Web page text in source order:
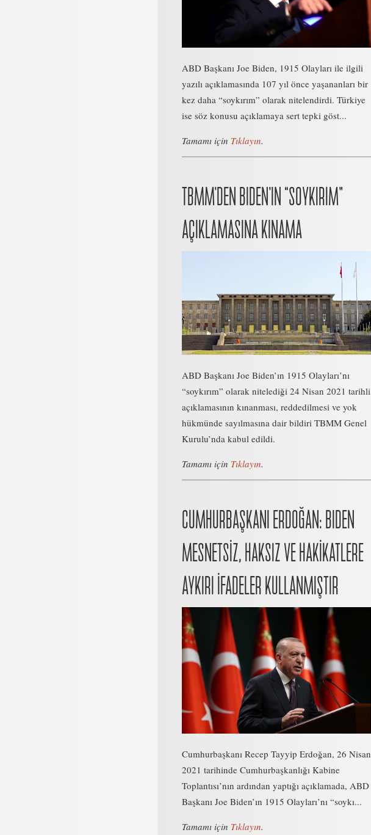
ABD Başkanı Joe Biden, 1915 Olayları ile ilgili
yazılı açıklamasında 107 yıl önce yaşananları bir
kez daha “soykırım” olarak nitelendirdi. Türkiye
ise söz konusu açıklamaya sert tepki göst...
Tamamı için Tıklayın.
TBMM’DEN BIDEN’IN “SOYKIRIM”
AÇIKLAMASINA KINAMA
ABD Başkanı Joe Biden’ın 1915 Olayları’nı
“soykırım” olarak nitelediği 24 Nisan 2021 tarihli
açıklamasının kınanması, reddedilmesi ve yok
hükmünde sayılmasına dair bildiri TBMM Genel
Kurulu’nda kabul edildi.
Tamamı için Tıklayın.
CUMHURBAŞKANI ERDOĞAN: BIDEN
MESNETSİZ, HAKSIZ VE HAKİKATLERE
AYKIRI İFADELER KULLANMIŞTIR
Cumhurbaşkanı Recep Tayyip Erdoğan, 26 Nisan
2021 tarihinde Cumhurbaşkanlığı Kabine
Toplantısı’nın ardından yaptığı açıklamada, ABD
Başkanı Joe Biden’ın 1915 Olayları’nı “soykı...
Tamamı için Tıklayın.